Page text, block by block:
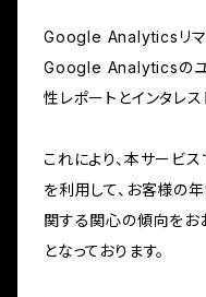
Google Analyticsリマ
Google Analyticsのユ
性レポートとインタレス
これにより、本サー
を利用して、お客様の
関する関心の傾向をお
となっております。